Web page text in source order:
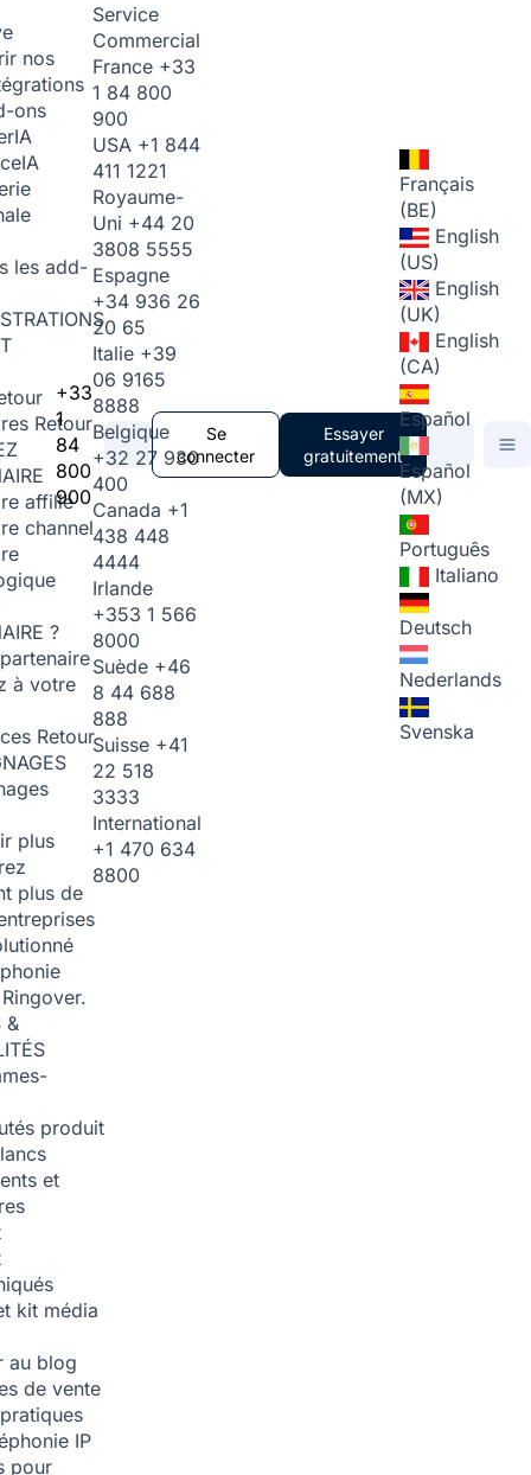
nos
ons
IA
IA
les add-
Retour
affilié
channel
?
à votre
Retour
plus
plus de
&
produit
et
kit média
au blog
de vente
IP
pour
+33
1
84
800
900
Service
Commercial
France +33
1 84 800
900
USA +1 844
411 1221
Royaume-
Uni +44 20
3808 5555
Espagne
+34 936 26
20 65
Italie +39
06 9165
8888
Belgique
+32 27 930
400
Canada +1
438 448
4444
Irlande
+353 1 566
8000
Suède +46
8 44 688
888
Suisse +41
22 518
3333
International
+1 470 634
8800
Se
connecter
Essayer
gratuitement
Français
(BE)
English
(US)
English
(UK)
English
(CA)
Español
Español
(MX)
Português
Italiano
Deutsch
Nederlands
Svenska